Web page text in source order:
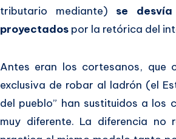
tributario mediante) se
proyectados por la retórica del
Antes eran los cortesanos, que
exclusiva de robar al ladrón (el
del pueblo” han sustituidos a los
muy diferente. La diferencia no